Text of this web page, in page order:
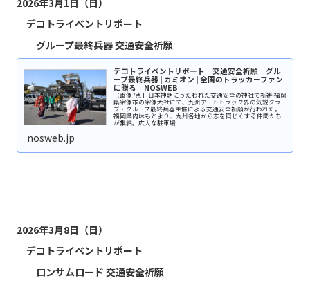
2026年3月1日（日）
デコトライベントリポート
グループ最終兵器交通安全祈願
デコトライベントリポート 交通安全祈願 グル
ープ最終兵器 | カミオン | 全国のトラッカーファン
に贈る｜NOSWEB
【画像7点】日本神話にうたわれた交通安全の神社で祈祷 福岡
県宗像市の宗像大社にて、九州アートトラック界の気鋭クラ
ブ・グループ最終兵器主催による交通安全祈願が行われた。
福岡県内はもとより、九州各地から志を同じくする仲間たち
が集結。広大な駐車場
nosweb.jp
2026年3月8日（日）
デコトライベントリポート
ロンサムロード 交通安全祈願